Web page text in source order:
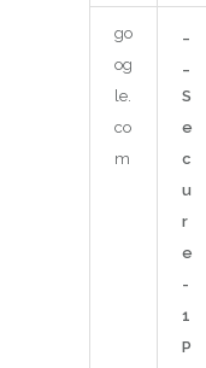
go
og
le.
co
m
S
e
c
u
r
e
-
1
P